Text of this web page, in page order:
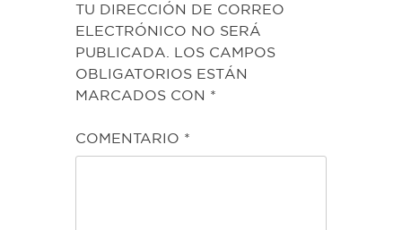
TU DIRECCIÓN DE CORREO
ELECTRÓNICO NO SERÁ
PUBLICADA.
LOS CAMPOS
OBLIGATORIOS ESTÁN
MARCADOS CON *
COMENTARIO *